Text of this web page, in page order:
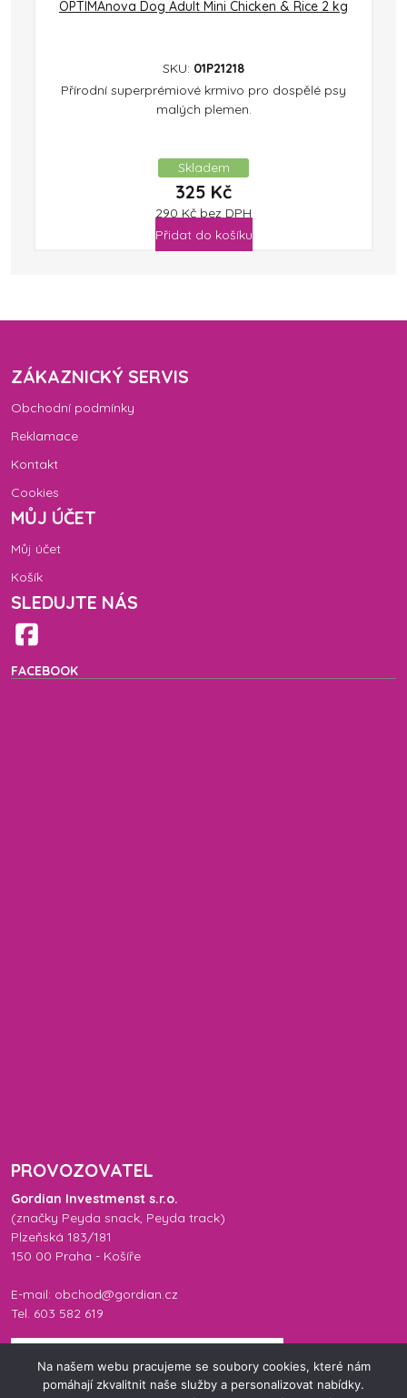
OPTIMAnova Dog Adult Mini Chicken & Rice 2 kg
SKU: 01P21218
Přírodní superprémiové krmivo pro dospělé psy
malých plemen.
Skladem
325 Kč
290 Kč bez DPH
Přidat do košíku
ZÁKAZNICKÝ SERVIS
Obchodní podmínky
Reklamace
Kontakt
Cookies
MŮJ ÚČET
Můj účet
Košík
SLEDUJTE NÁS
FACEBOOK
PROVOZOVATEL
Gordian Investmenst s.r.o.
(značky Peyda snack, Peyda track)
Plzeňská 183/181
150 00 Praha - Košíře
E-mail: obchod@gordian.cz
Tel. 603 582 619
Na našem webu pracujeme se soubory cookies, které nám
pomáhají zkvalitnit naše služby a personalizovat nabídky.